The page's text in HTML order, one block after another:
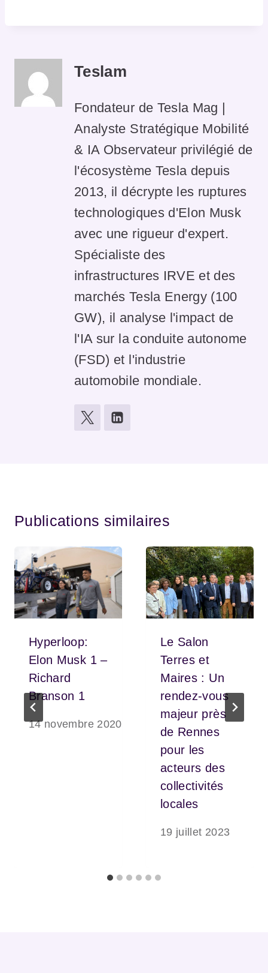
Teslam
Fondateur de Tesla Mag |
Analyste Stratégique Mobilité
& IA Observateur privilégié de
l'écosystème Tesla depuis
2013, il décrypte les ruptures
technologiques d'Elon Musk
avec une rigueur d'expert.
Spécialiste des
infrastructures IRVE et des
marchés Tesla Energy (100
GW), il analyse l'impact de
l'IA sur la conduite autonome
(FSD) et l'industrie
automobile mondiale.
Publications similaires
Hyperloop:
Elon Musk 1 –
Richard
Branson 1
14 novembre 2020
Le Salon
Terres et
Maires : Un
rendez-vous
majeur près
de Rennes
pour les
acteurs des
collectivités
locales
19 juillet 2023